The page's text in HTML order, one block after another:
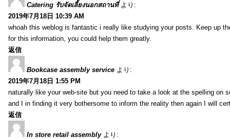
Catering รับจัดเลี้ยงนอกสถานที่ より:
2019年7月18日 10:39 AM
whoah this weblog is fantastic i really like studying your posts. Keep up
for this information, you could help them greatly.
返信
Bookcase assembly service より:
2019年7月18日 1:55 PM
naturally like your web-site but you need to take a look at the spelling on
and I in finding it very bothersome to inform the reality then again I will
返信
In store retail assembly より: